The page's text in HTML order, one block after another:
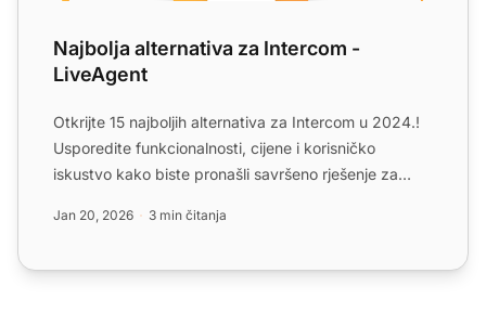
Najbolja alternativa za Intercom -
LiveAgent
Otkrijte 15 najboljih alternativa za Intercom u 2024.!
Usporedite funkcionalnosti, cijene i korisničko
iskustvo kako biste pronašli savršeno rješenje za
Jan 20, 2026 3 min čitanja